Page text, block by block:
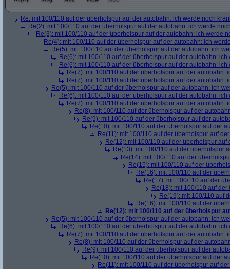
Re: mit 100/110 auf der überholspur auf der autobahn: ich werde noch
Re(2): mit 100/110 auf der überholspur auf der autobahn: ich werde
Re(3): mit 100/110 auf der überholspur auf der autobahn: ich werde
Re(4): mit 100/110 auf der überholspur auf der autobahn: ich
Re(5): mit 100/110 auf der überholspur auf der autobahn: ich
Re(6): mit 100/110 auf der überholspur auf der autobahn:
Re(6): mit 100/110 auf der überholspur auf der autobahn:
Re(7): mit 100/110 auf der überholspur auf der autobahn:
Re(7): mit 100/110 auf der überholspur auf der autobahn:
Re(5): mit 100/110 auf der überholspur auf der autobahn: ich
Re(6): mit 100/110 auf der überholspur auf der autobahn:
Re(7): mit 100/110 auf der überholspur auf der autobahn:
Re(8): mit 100/110 auf der überholspur auf der
Re(9): mit 100/110 auf der überholspur auf der
Re(10): mit 100/110 auf der überholspur auf der
Re(11): mit 100/110 auf der überholspur auf
Re(12): mit 100/110 auf der überholspur
Re(13): mit 100/110 auf der überholspur
Re(14): mit 100/110 auf der
Re(15): mit 100/110 auf der
Re(16): mit 100/110 auf der
Re(17): mit 100/110 auf der
Re(18): mit 100/110 auf
Re(19): mit 100/110 auf
Re(16): mit 100/110 auf der
Re(12): mit 100/110 auf der überholspur
Re(5): mit 100/110 auf der überholspur auf der autobahn: ich
Re(6): mit 100/110 auf der überholspur auf der autobahn:
Re(7): mit 100/110 auf der überholspur auf der autobahn:
Re(8): mit 100/110 auf der überholspur auf der
Re(9): mit 100/110 auf der überholspur auf der
Re(10): mit 100/110 auf der überholspur auf der
Re(11): mit 100/110 auf der überholspur auf